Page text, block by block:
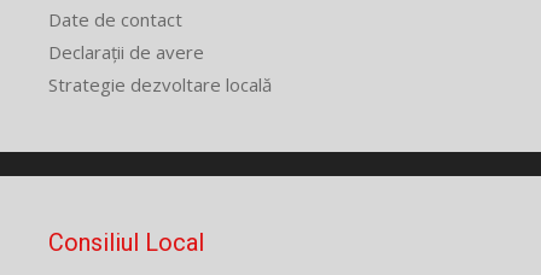
Date de contact
Declarații de avere
Strategie dezvoltare locală
Consiliul Local